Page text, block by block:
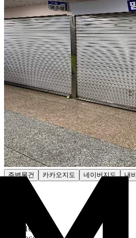
주변물건 카카오지도 네이버지도 내
260만1000원